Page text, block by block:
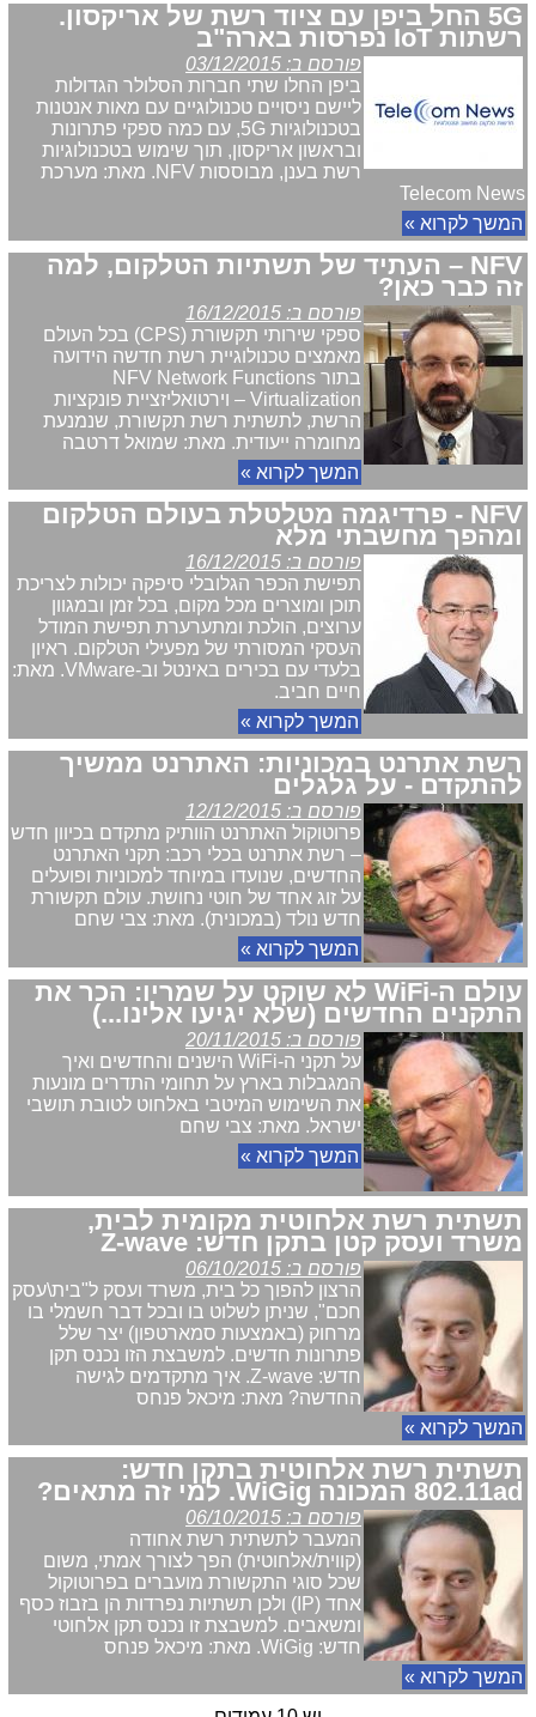
5G החל ביפן עם ציוד רשת של אריקסון.
רשתות IoT נפרסות בארה"ב
פורסם ב: 03/12/2015
ביפן החלו שתי חברות הסלולר הגדולות
ליישם ניסויים טכנולוגיים עם מאות אנטנות
בטכנולוגיות 5G, עם כמה ספקי פתרונות
ובראשון אריקסון, תוך שימוש בטכנולוגיות
רשת בענן, מבוססות NFV. מאת: מערכת
Telecom News
המשך לקרוא »
NFV – העתיד של תשתיות הטלקום, למה
זה כבר כאן?
פורסם ב: 16/12/2015
ספקי שירותי תקשורת (CPS) בכל העולם
מאמצים טכנולוגיית רשת חדשה הידועה
בתור NFV Network Functions
Virtualization – וירטואליזציית פונקציות
הרשת, לתשתית רשת תקשורת, שנמנעת
מחומרה ייעודית. מאת: שמואל דרטבה
המשך לקרוא »
NFV - פרדיגמה מטלטלת בעולם הטלקום
ומהפך מחשבתי מלא
פורסם ב: 16/12/2015
תפישת הכפר הגלובלי סיפקה יכולות לצריכת
תוכן ומוצרים מכל מקום, בכל זמן ובמגוון
ערוצים, הולכת ומתערערת תפישת המודל
העסקי המסורתי של מפעילי הטלקום. ראיון
בלעדי עם בכירים באינטל וב-VMware. מאת:
חיים חביב.
המשך לקרוא »
רשת אתרנט במכוניות: האתרנט ממשיך
להתקדם - על גלגלים
פורסם ב: 12/12/2015
פרוטוקול האתרנט הוותיק מתקדם בכיוון חדש
– רשת אתרנט בכלי רכב: תקני האתרנט
החדשים, שנועדו במיוחד למכוניות ופועלים
על זוג אחד של חוטי נחושת. עולם תקשורת
חדש נולד (במכונית). מאת: צבי שחם
המשך לקרוא »
עולם ה-WiFi לא שוקט על שמריו: הכר את
התקנים החדשים (שלא יגיעו אלינו...)
פורסם ב: 20/11/2015
על תקני ה-WiFi הישנים והחדשים ואיך
המגבלות בארץ על תחומי התדרים מונעות
את השימוש המיטבי באלחוט לטובת תושבי
ישראל. מאת: צבי שחם
המשך לקרוא »
תשתית רשת אלחוטית מקומית לבית,
משרד ועסק קטן בתקן חדש: Z-wave
פורסם ב: 06/10/2015
הרצון להפוך כל בית, משרד ועסק ל"בית\עסק
חכם", שניתן לשלוט בו ובכל דבר חשמלי בו
מרחוק (באמצעות סמארטפון) יצר שלל
פתרונות חדשים. למשבצת הזו נכנס תקן
חדש: Z-wave. איך מתקדמים לגישה
החדשה? מאת: מיכאל פנחס
המשך לקרוא »
תשתית רשת אלחוטית בתקן חדש:
802.11ad המכונה WiGig. למי זה מתאים?
פורסם ב: 06/10/2015
המעבר לתשתית רשת אחודה
(קווית/אלחוטית) הפך לצורך אמתי, משום
שכל סוגי התקשורת מועברים בפרוטוקול
אחד (IP) ולכן תשתיות נפרדות הן בזבוז כסף
ומשאבים. למשבצת זו נכנס תקן אלחוטי
חדש: WiGig. מאת: מיכאל פנחס
המשך לקרוא »